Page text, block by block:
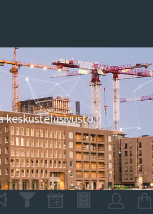
keskustelusivusto.